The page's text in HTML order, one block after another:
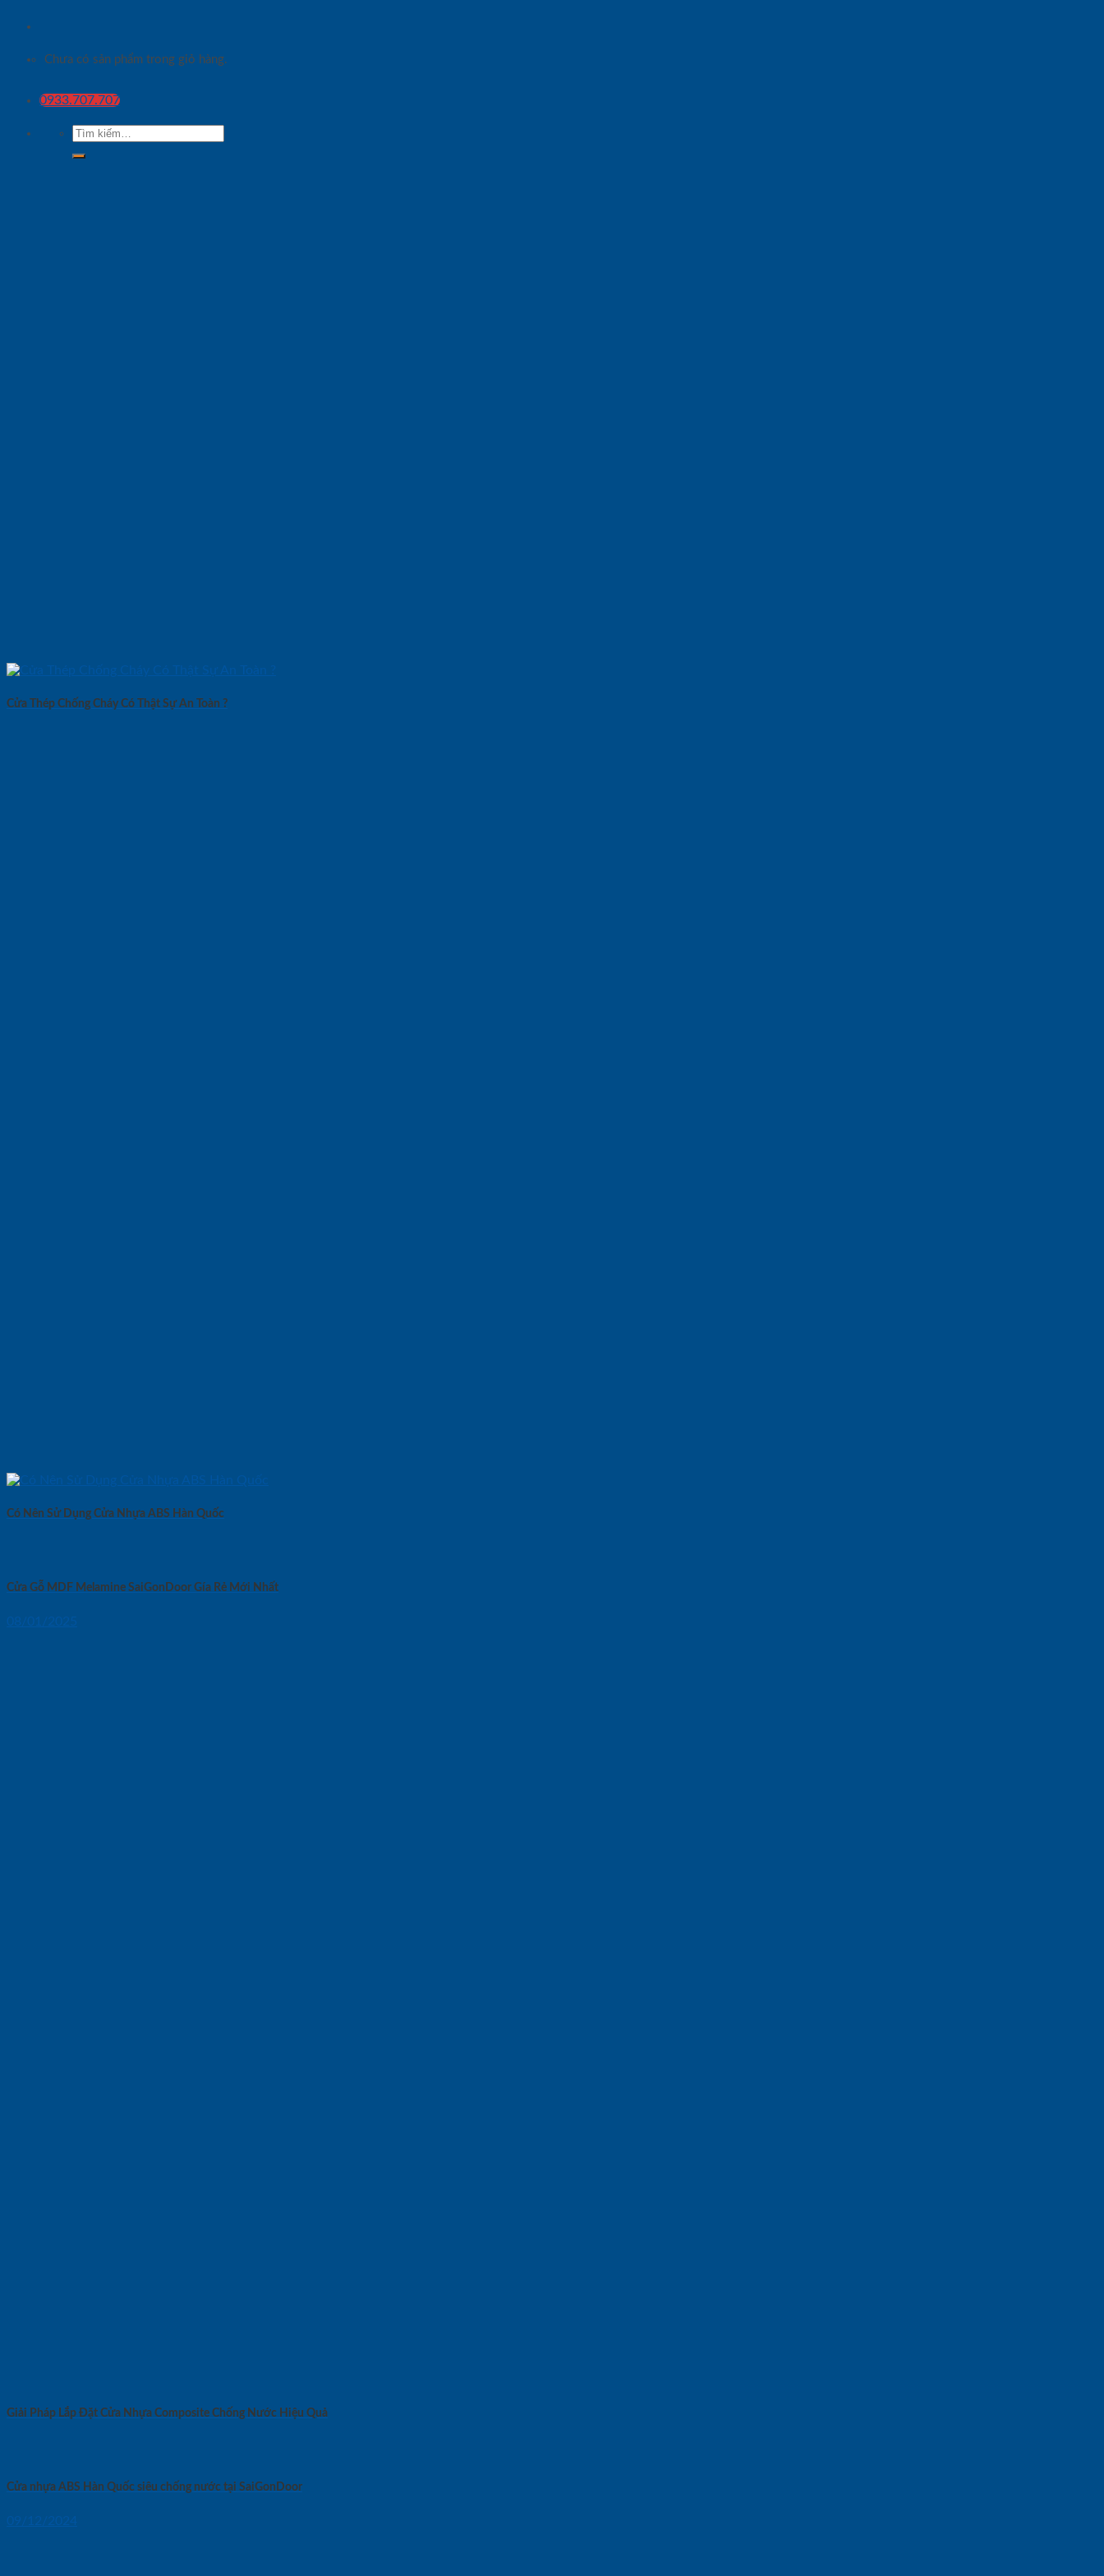
Chưa có sản phẩm trong giỏ hàng.
0933.707.707
Tìm
kiếm:
Cửa Thép Chống Cháy Có Thật Sự An Toàn ?
Có Nên Sử Dụng Cửa Nhựa ABS Hàn Quốc
Cửa Gỗ MDF Melamine SaiGonDoor Gía Rẻ Mới Nhất
08/01/2025
Giải Pháp Lắp Đặt Cửa Nhựa Composite Chống Nước Hiệu Quả
Cửa nhựa ABS Hàn Quốc siêu chống nước tại SaiGonDoor
09/12/2024